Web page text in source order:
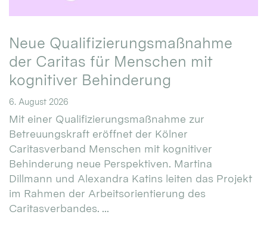
Neue Qualifizierungsmaßnahme
der Caritas für Menschen mit
kognitiver Behinderung
6. August 2026
Mit einer Qualifizierungsmaßnahme zur
Betreuungskraft eröffnet der Kölner
Caritasverband Menschen mit kognitiver
Behinderung neue Perspektiven. Martina
Dillmann und Alexandra Katins leiten das Projekt
im Rahmen der Arbeitsorientierung des
Caritasverbandes. ...